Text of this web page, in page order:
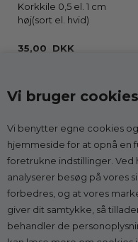
Vi bruger cookies
Vi benytter egne cookies
hjemmeside for at opnå en
foretrukne indstillinger.
analyserer besøg på vores
forbedres, og at vores
giver dit samtykke, så
behandler de
Korkkile 0,5 el. 1 cm
høj(sort el. hvid)
35,00 DKK
Kontakt
Godesko.dk
v/Malle & Co
Solrød Byvej 15
2680 Solrød Strand
CVR 27998623